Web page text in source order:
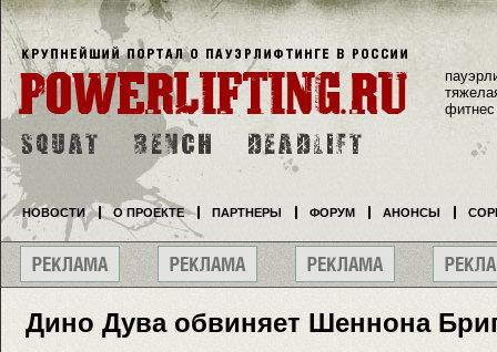
Дино Дува обвиняет Шеннона
фитнес
НОВОСТИ О ПРОЕКТЕ ПАРТНЕРЫ ФОРУМ АНОНСЫ